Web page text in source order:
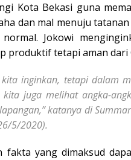
Kota Bekasi guna
dan mal menuju
Jokowi
produktif tetapi aman dari
inginkan, tetapi dalam
juga melihat angka-
katanya di
5/2020).
fakta yang dimaksud